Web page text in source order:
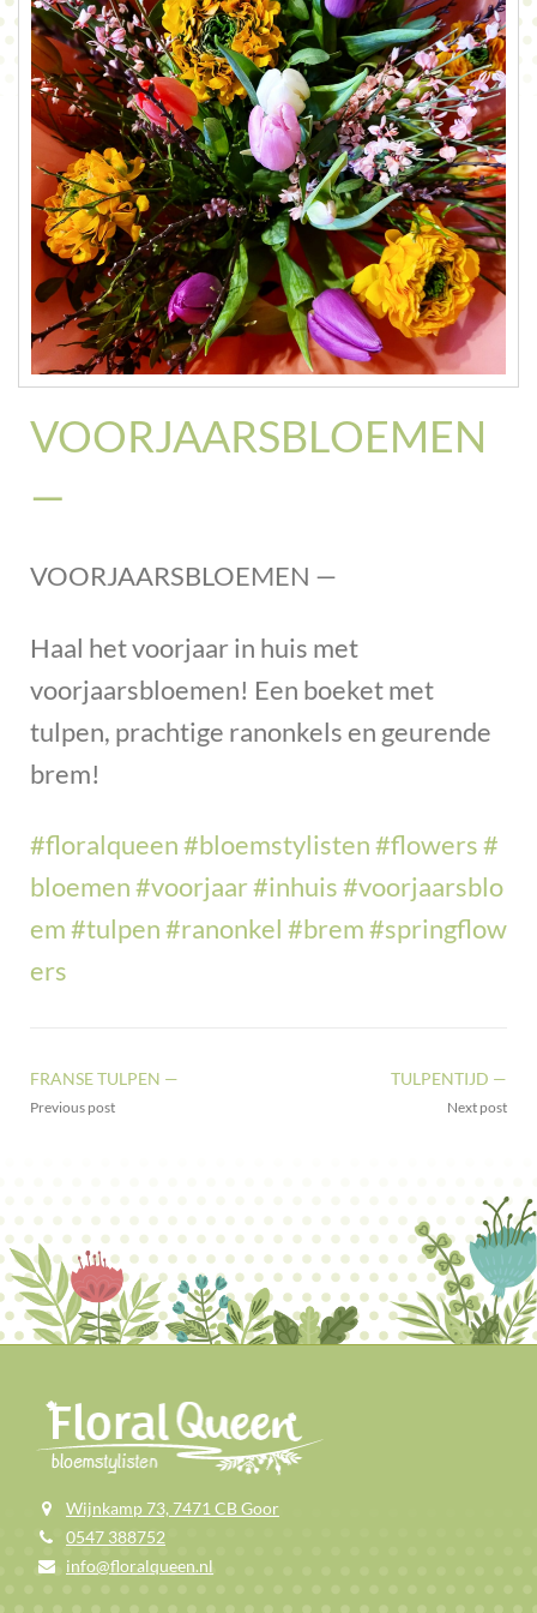
VOORJAARSBLOEMEN
—
VOORJAARSBLOEMEN —
Haal het voorjaar in huis met
voorjaarsbloemen! Een boeket met
tulpen, prachtige ranonkels en geurende
brem!
#floralqueen#bloemstylisten#flowers#
bloemen#voorjaar#inhuis#voorjaarsblo
em#tulpen#ranonkel #brem#springflow
ers
FRANSE TULPEN —
Previous post
TULPENTIJD —
Next post
Wijnkamp 73, 7471 CB Goor
0547 388752
info@floralqueen.nl
CONTACT